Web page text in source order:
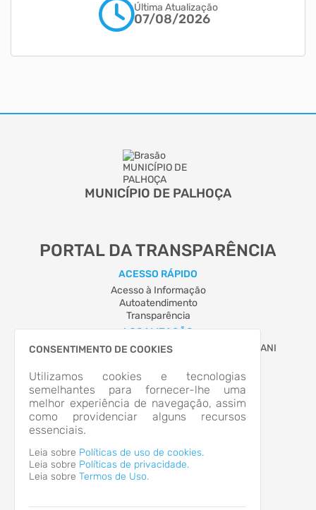
CONSENTIMENTO DE COOKIES
Utilizamos cookies e tecnologias
semelhantes para fornecer-lhe uma
melhor experiência de navegação, assim
como providenciar alguns recursos
essenciais.
Leia sobre Políticas de uso de cookies.
Leia sobre Políticas de privacidade.
Leia sobre Termos de Uso.
Última Atualização
07/08/2026
MUNICÍPIO DE PALHOÇA
PORTAL DA TRANSPARÊNCIA
ACESSO RÁPIDO
Acesso à Informação
Autoatendimento
Transparência
LOCALIZAÇÃO
AVENIDA HILZA TEREZINHA PAGANI, Nº 280, PAGANI
CEP: 88.132-900
Abrir no Mapa
CONTATOS
(48) 3220-0300
atendimento@palhoca.sc.gov.br
HORÁRIO DE ATENDIMENTO
Segunda-feira a Sexta-feira